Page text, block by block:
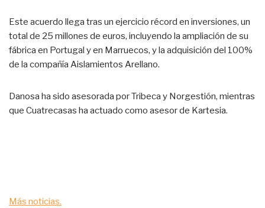
Este acuerdo llega tras un ejercicio récord en inversiones, un
total de 25 millones de euros, incluyendo la ampliación de su
fábrica en Portugal y en Marruecos, y la adquisición del 100%
de la compañía Aislamientos Arellano.
Danosa ha sido asesorada por Tribeca y Norgestión, mientras
que Cuatrecasas ha actuado como asesor de Kartesia.
Más noticias.